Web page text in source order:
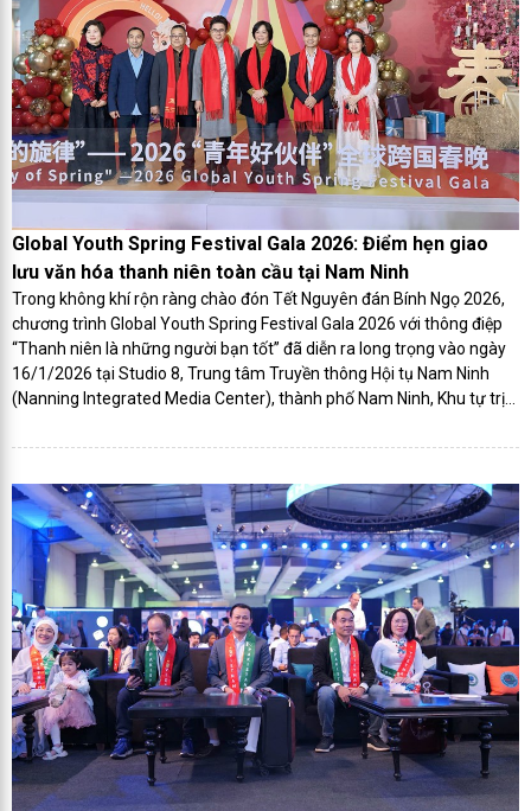
Global Youth Spring Festival Gala 2026: Điểm hẹn giao
lưu văn hóa thanh niên toàn cầu tại Nam Ninh
Trong không khí rộn ràng chào đón Tết Nguyên đán Bính Ngọ 2026,
chương trình Global Youth Spring Festival Gala 2026 với thông điệp
“Thanh niên là những người bạn tốt” đã diễn ra long trọng vào ngày
16/1/2026 tại Studio 8, Trung tâm Truyền thông Hội tụ Nam Ninh
(Nanning Integrated Media Center), thành phố Nam Ninh, Khu tự trị
hoạt động giao lưu văn hóa quốc tế tiêu biểu dành cho thanh niên